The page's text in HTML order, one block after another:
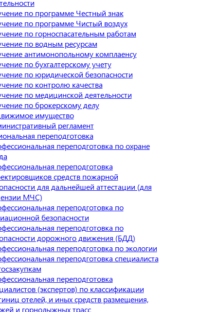
по программе Честный знак
по программе Чистый воздух
по горноспасательным работам
по водным ресурсам
антимонопольному комплаенсу
по бухгалтерскому учету
по юридической безопасности
по контролю качества
по медицинской деятельности
по брокерскому делу
имущество
регламент
переподготовка
переподготовка по охране
переподготовка
средств пожарной
для дальнейшей аттестации (для
МЧС)
переподготовка по
безопасности
переподготовка по
дорожного движения (БДД)
переподготовка по экологии
переподготовка специалиста
переподготовка
(экспертов) по классификации
отелей, и иных средств размещения,
и горнолыжных трасс